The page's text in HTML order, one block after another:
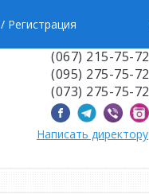
/ Регистрация
(067) 215-75-72
(095) 275-75-72
(073) 275-75-72
Написать директору